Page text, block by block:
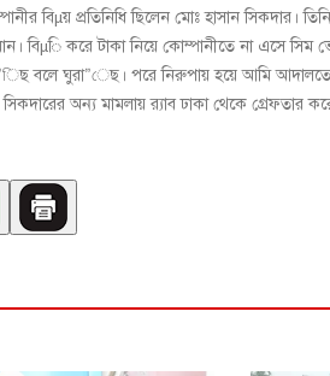
বিμয় প্রতিনিধি ছিলেন মোঃ হাসান সিকদার।
বিμি করে টাকা নিয়ে কোম্পানীতে না এসে সিম
বলে ঘুরা”েছ। পরে নিরুপায় হয়ে আমি আদালতে
অন্য মামলায় র‌্যাব ঢাকা থেকে গ্রেফতার